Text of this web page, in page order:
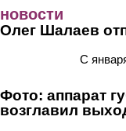
новости
Олег Шалаев
С
Фото: аппарат
возглавил